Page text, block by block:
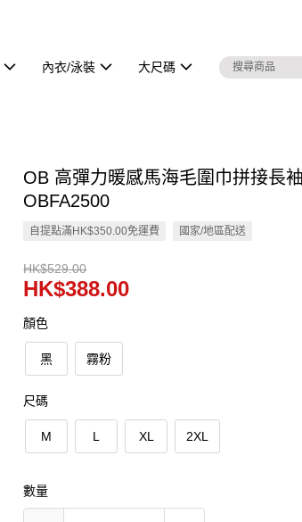
內衣/泳裝 大尺碼
OB 高彈力暖感馬海毛圍巾拼接長
OBFA2500
自提點滿HK$350.00免運費 國家/地區配送
HK$529.00
HK$388.00
顏色
黑 霧粉
尺碼
M L XL 2XL
數量